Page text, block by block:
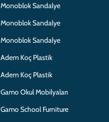
Monoblok Sandalye
Monoblok Sandalye
Monoblok Sandalye
Adem Koç Plastik
Adem Koç Plastik
Gamo Okul Mobilyaları
Gamo School Furniture